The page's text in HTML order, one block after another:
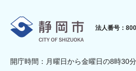
静岡市
法人番号：
開庁時間：月曜日から金曜日の8時30